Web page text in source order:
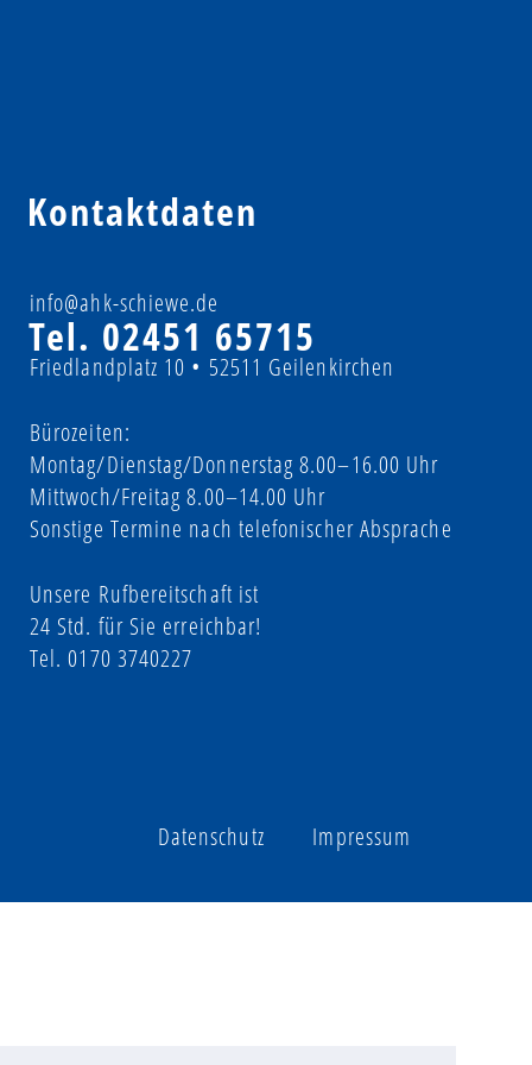
info@ahk-schiewe.de
Friedlandplatz 10 • 52511 Geilenkirchen
Bürozeiten:
Montag/Dienstag/Donnerstag 8.00–16.00 Uhr
Mittwoch/Freitag 8.00–14.00 Uhr
Sonstige Termine nach telefonischer Absprache
Unsere Rufbereitschaft ist
24 Std. für Sie erreichbar!
Tel. 0170 3740227
Tel. 02451 65715
Kontaktdaten
Datenschutz        Impressum